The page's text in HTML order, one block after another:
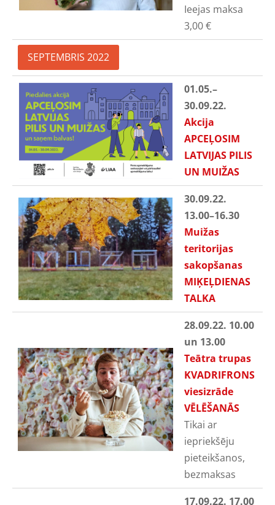
Ieejas maksa
3,00€
SEPTEMBRIS 2022
01.05.–
30.09.22.
Akcija
APCEĻOSIM
LATVIJAS PILIS
UN MUIŽAS
30.09.22.
13.00–16.30
Muižas
teritorijas
sakopšanas
MIĶEĻDIENAS
TALKA
28.09.22. 10.00
un 13.00
Teātra trupas
KVADRIFRONS
viesizrāde
VĒLĒŠANĀS
Tikai ar
iepriekšēju
pieteikšanos,
bezmaksas
17.09.22. 17.00